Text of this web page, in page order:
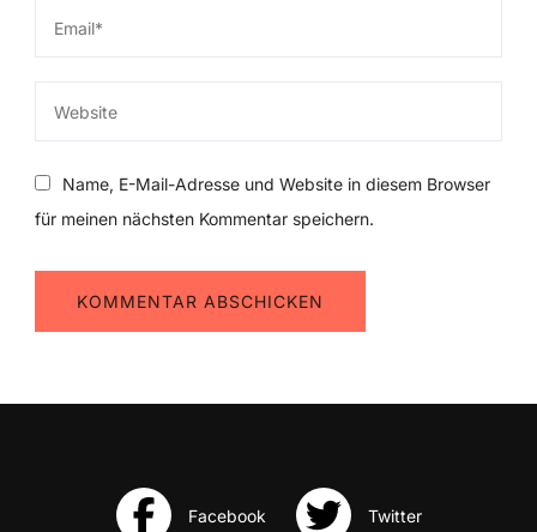
Name, E-Mail-Adresse und Website in diesem Browser
für meinen nächsten Kommentar speichern.